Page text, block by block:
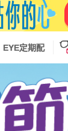
EYE定期配